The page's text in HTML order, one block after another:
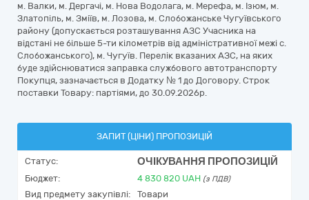
м. Валки, м. Дергачі, м. Нова Водолага, м. Мерефа, м. Ізюм, м.
Златопіль, м. Зміїв, м. Лозова, м. Слобожанське Чугуївського
району (допускається розташування АЗС Учасника на
відстані не більше 5-ти кілометрів від адміністративної межі с.
Слобожанського), м. Чугуїв. Перелік вказаних АЗС, на яких
буде здійснюватися заправка службового автотранспорту
Покупця, зазначається в Додатку № 1 до Договору. Строк
поставки Товару: партіями, до 30.09.2026р.
ЗАПИТ (ЦІНИ) ПРОПОЗИЦІЙ
Статус: ОЧІКУВАННЯ ПРОПОЗИЦІЙ
Бюджет: 4 830 820 UAH (з ПДВ)
Вид предмету закупівлі:
Товари